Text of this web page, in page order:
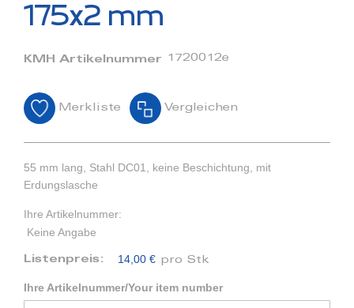
springen
175x2 mm
KMH Artikelnummer 1720012e
Merkliste Vergleichen
55 mm lang, Stahl DC01, keine Beschichtung, mit
Erdungslasche
Ihre Artikelnummer:
Keine Angabe
Listenpreis: 14,00 € pro Stk
Ihre Artikelnummer/Your item number